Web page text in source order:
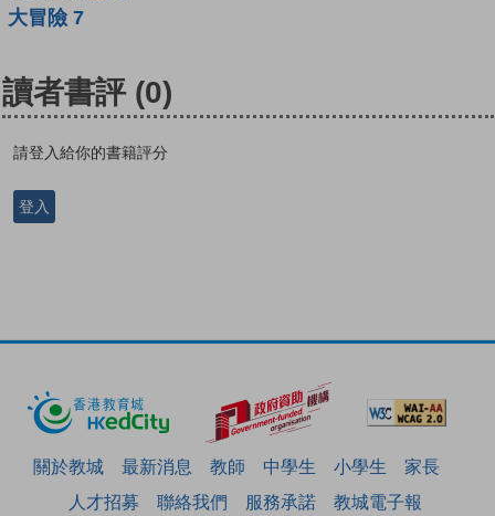
大冒險 7
讀者書評 (0)
請登入給你的書籍評分
登入
關於教城 最新消息 教師 中學生 小學生
家長
人才招募
聯絡我們 服務承諾 教城電子報